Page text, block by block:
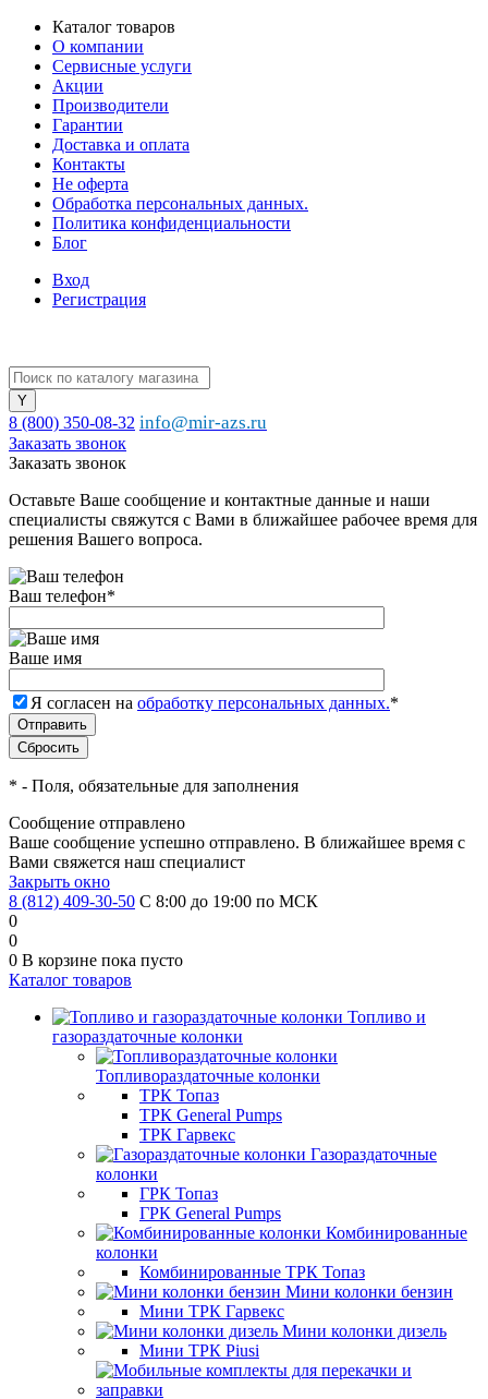
Каталог товаров
О компании
Сервисные услуги
Акции
Производители
Гарантии
Доставка и оплата
Контакты
Не оферта
Обработка персональных данных.
Политика конфиденциальности
Блог
Вход
Регистрация
8 (800) 350-08-32 info@mir-azs.ru
Заказать звонок
Заказать звонок
Оставьте Ваше сообщение и контактные данные и наши
специалисты свяжутся с Вами в ближайшее рабочее время для
решения Вашего вопроса.
Ваш телефон*
Ваше имя
Я согласен на обработку персональных данных.*
* - Поля, обязательные для заполнения
Сообщение отправлено
Ваше сообщение успешно отправлено. В ближайшее время с
Вами свяжется наш специалист
Закрыть окно
8 (812) 409-30-50 С 8:00 до 19:00 по МСК
0
0
0 В корзине пока пусто
Каталог товаров
Топливо и
газораздаточные колонки
Топливораздаточные колонки
ТРК Топаз
ТРК General Pumps
ТРК Гарвекс
Газораздаточные
колонки
ГРК Топаз
ГРК General Pumps
Комбинированные
колонки
Комбинированные ТРК Топаз
Мини колонки бензин
Мини ТРК Гарвекс
Мини колонки дизель
Мини ТРК Piusi